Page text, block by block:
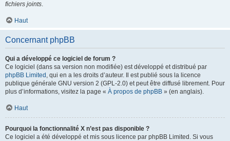
fichiers joints.
Haut
Concernant phpBB
Qui a développé ce logiciel de forum ?
Ce logiciel (dans sa version non modifiée) est développé et distribué par
phpBB Limited , qui en a les droits d’auteur. Il est publié sous la licence
publique générale GNU version 2 (GPL-2.0) et peut être diffusé librement. Pour
plus d’informations, visitez la page « À propos de phpBB » (en anglais).
Haut
Pourquoi la fonctionnalité X n’est pas disponible ?
Ce logiciel a été développé et mis sous licence par phpBB Limited. Si vous